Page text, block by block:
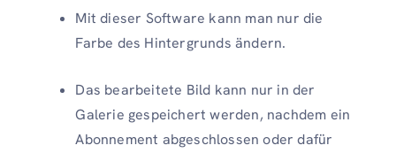
Mit dieser Software kann man nur die
Farbe des Hintergrunds ändern.
Das bearbeitete Bild kann nur in der
Galerie gespeichert werden, nachdem ein
Abonnement abgeschlossen oder dafür